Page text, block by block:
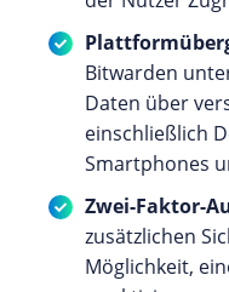
Bitwarden
Daten über
einschließlich
Smartphones
Zwei-Faktor-
zusätzlichen
Möglichkeit,